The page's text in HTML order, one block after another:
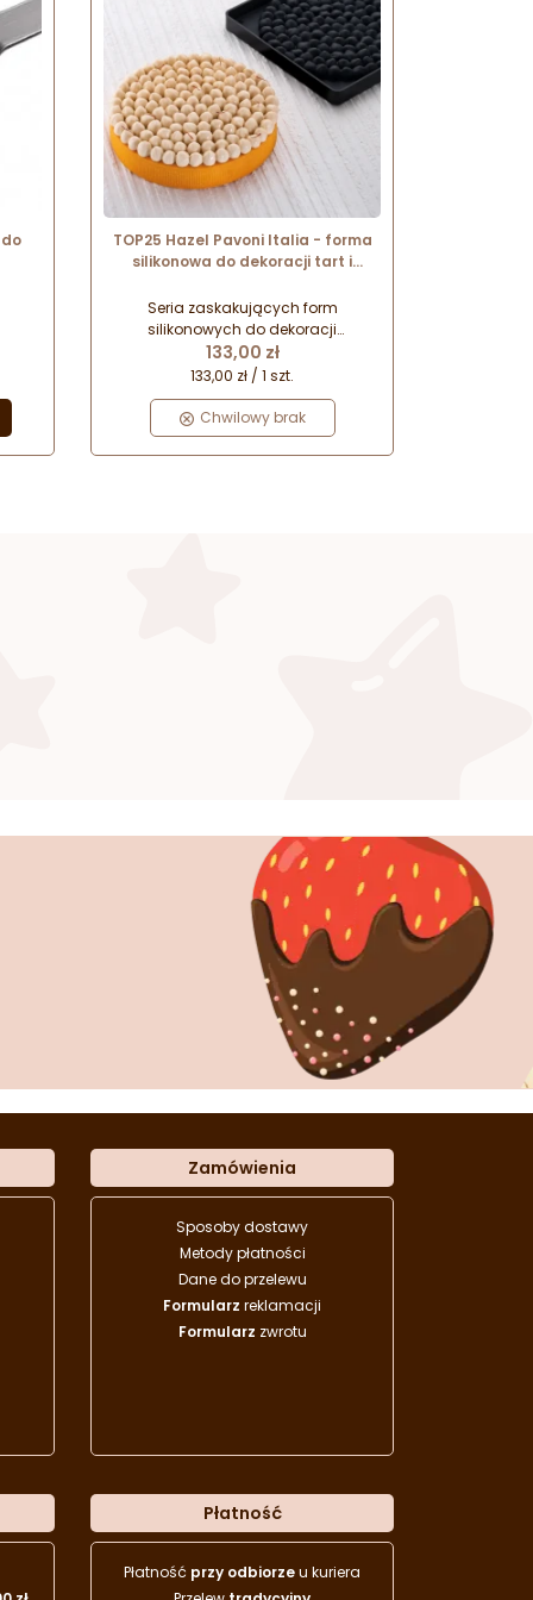
do
TOP25 Hazel Pavoni Italia - forma
silikonowa do dekoracji tart i
x wys. 18 mm / poj. 267 ml
Seria zaskakujących form
silikonowych do dekoracji
nowoczesnych deserów.
Przeznaczone są do tworzenia
całościowej dekoracji deserów na
tarcie oraz tortów musowych.
Stworzone by zaskakiwać smakiem
i formą wyrobów.
Cena
133,00 zł
133,00 zł / 1 szt.
Chwilowy brak
Zamówienia
Sposoby dostawy
Metody płatności
Dane do przelewu
Formularz reklamacji
Formularz zwrotu
Płatność
Płatność przy odbiorzeu kuriera